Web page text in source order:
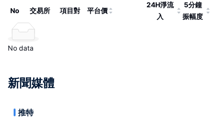
No 交易所 項目對 平台價
24H淨流
入
5分鐘
振幅度
No data
新聞媒體
推特